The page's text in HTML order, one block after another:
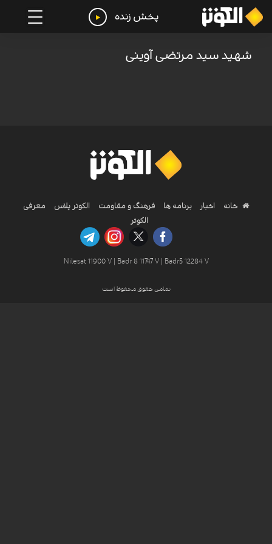
پخش زنده
شهید سید مرتضی آوینی
خانه اخبار برنامه ها فرهنگ و مقاومت الکوثر پلاس
معرفی
الکوثر
Nilesat 11900 V | Badr 8 11747 V | Badr5 12284 V
تمامی حقوق محفوظ است